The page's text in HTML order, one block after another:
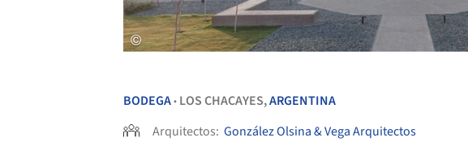
BODEGA• LOS CHACAYES,ARGENTINA
Arquitectos: González Olsina & Vega Arquitectos